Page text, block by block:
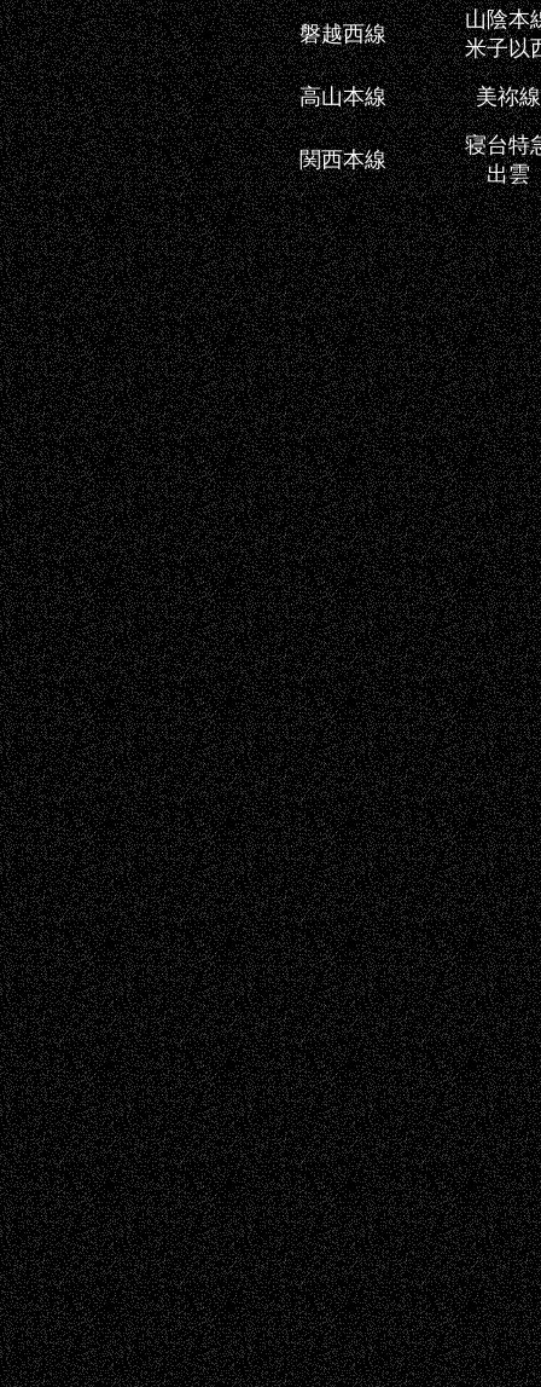
磐越西線
山陰本
米子以
高山本線
美祢線
関西本線
寝台特
出雲